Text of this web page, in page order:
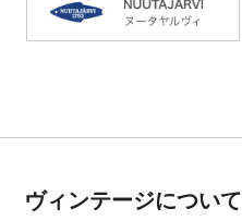
ヴィンテージについて